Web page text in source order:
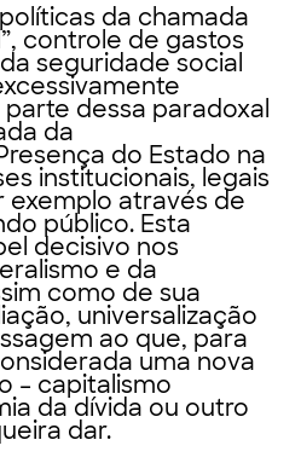
da chamada
controle de gastos
seguridade social
dessa paradoxal
da
do Estado na
institucionais, legais
exemplo através de
público. Esta
decisivo nos
e da
como de sua
universalização
ao que, para
uma nova
– capitalismo
da dívida ou outro
dar.